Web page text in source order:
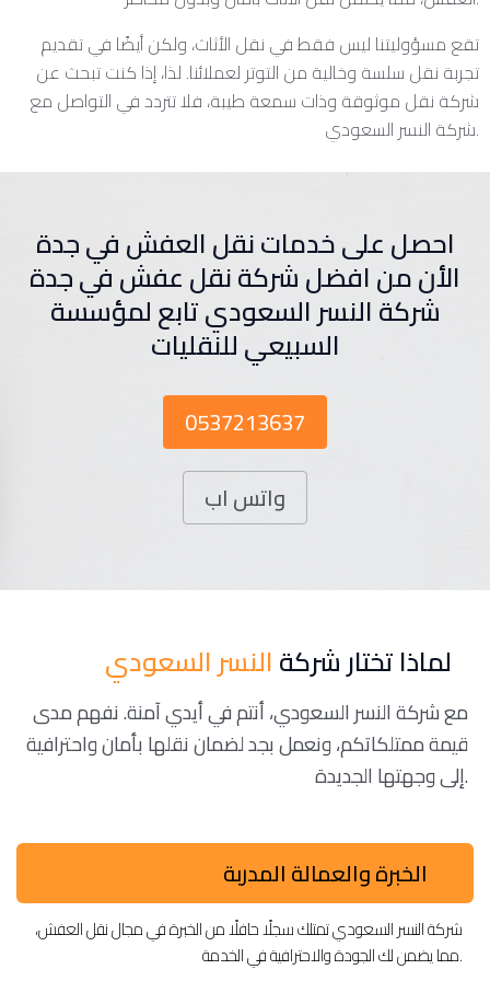
تقع مسؤوليتنا ليس فقط في نقل الأثاث، ولكن أيضًا في تقديم
تجربة نقل سلسة وخالية من التوتر لعملائنا. لذا، إذا كنت تبحث عن
شركة نقل موثوقة وذات سمعة طيبة، فلا تتردد في التواصل مع
شركة النسر السعودي.
احصل على خدمات نقل العفش في جدة
الأن من افضل شركة نقل عفش في جدة
شركة النسر السعودي تابع لمؤسسة
السبيعي للنقليات
0537213637
واتس اب
لماذا تختار شركةالنسر السعودي
مع شركة النسر السعودي، أنتم في أيدي آمنة. نفهم مدى
قيمة ممتلكاتكم، ونعمل بجد لضمان نقلها بأمان واحترافية
إلى وجهتها الجديدة.
الخبرة والعمالة المدربة
شركة النسر السعودي تمتلك سجلًا حافلًا من الخبرة في مجال نقل العفش،
مما يضمن لك الجودة والاحترافية في الخدمة.